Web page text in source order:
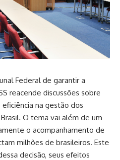
Federal de garantir a
reacende discussões sobre
na gestão dos
O tema vai além de um
o acompanhamento de
milhões de brasileiros. Este
decisão, seus efeitos